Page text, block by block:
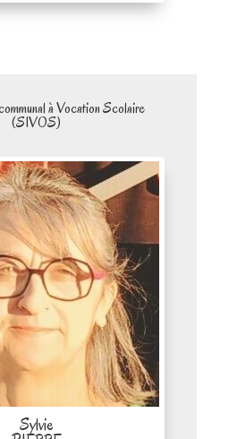
à Vocation Scolaire
(SIVOS)
Sylvie